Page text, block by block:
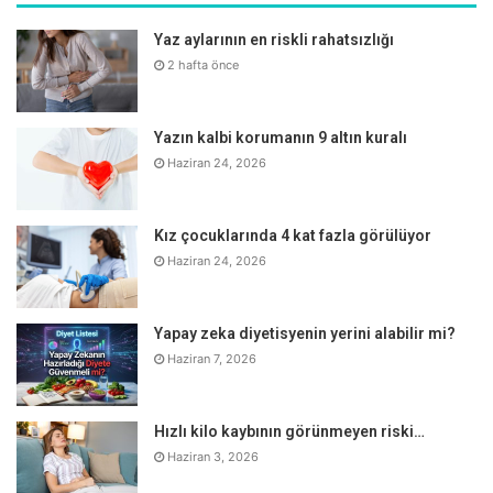
Ödem tutan besinlere dikkat edin
Beslenme ve Diyet Uzmanı Beyza Erdoğan “Çok fazla
hamur işi, şekerli besinler ve paketli gıdalar tüketen kişiler
vücuduna çok fazla tuz ve karbonhidrat alır. 1 gram
karbonhidrat vücutta yaklaşık iki gram kadar su tutar. Bu
nedenle her gün paketli gıda tüketimi yapan kişilerin
vücudu daha ödemlidir. Ayrıca yetersiz veya çok yüksek
proteinli beslenmek, fast-food tarzı ürünler tüketmek de
ödemin temel sebeplerindendir” diyor.
Yaz aylarının en riskli rahatsızlığı
2 hafta önce
Yazın kalbi korumanın 9 altın kuralı
Haziran 24, 2026
Kız çocuklarında 4 kat fazla görülüyor
Haziran 24, 2026
Yapay zeka diyetisyenin yerini alabilir mi?
Haziran 7, 2026
Hızlı kilo kaybının görünmeyen riski…
Haziran 3, 2026